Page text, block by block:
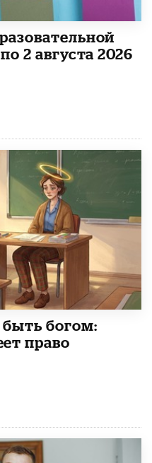
2 августа 2026
быть богом:
право